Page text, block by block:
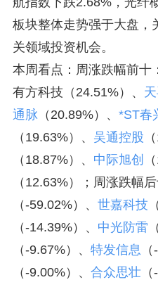
板块整体走势强于大盘，
关领域投资机会。
本周看点：周涨跌幅前十：
有方科技（24.51%）、
通脉（20.89%）、 *ST春
（19.63%）、 吴通控股
（18.87%）、 中际旭创
（12.63%）；周涨跌幅后
（-59.02%）、 世嘉科技
（-14.39%）、 中光防雷
（-9.67%）、 特发信息
（-9.00%）、 合众思壮（